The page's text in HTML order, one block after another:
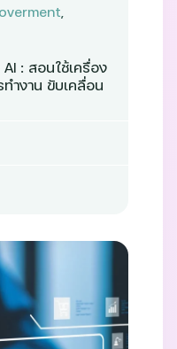
,
: สอนใช้เครื่อง
ำงาน ขับเคลื่อน